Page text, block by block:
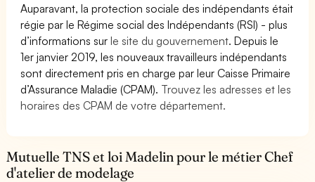
Auparavant, la protection sociale des indépendants était
régie par le Régime social des Indépendants (RSI) - plus
d’informations surle site du gouvernement. Depuis le
1er janvier 2019, les nouveaux travailleurs indépendants
sont directement pris en charge par leur Caisse Primaire
d’Assurance Maladie (CPAM). Trouvez les adresses et les
horaires des CPAM de votre département.
Mutuelle TNS et loi Madelin pour le métier Chef
d'atelier de modelage